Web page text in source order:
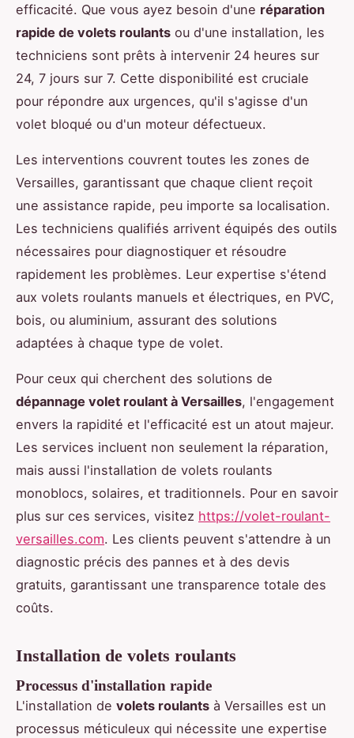
efficacité. Que vous ayez besoin d'une réparation
rapide de volets roulants ou d'une installation, les
techniciens sont prêts à intervenir 24 heures sur
24, 7 jours sur 7. Cette disponibilité est cruciale
pour répondre aux urgences, qu'il s'agisse d'un
volet bloqué ou d'un moteur défectueux.
Les interventions couvrent toutes les zones de
Versailles, garantissant que chaque client reçoit
une assistance rapide, peu importe sa localisation.
Les techniciens qualifiés arrivent équipés des outils
nécessaires pour diagnostiquer et résoudre
rapidement les problèmes. Leur expertise s'étend
aux volets roulants manuels et électriques, en PVC,
bois, ou aluminium, assurant des solutions
adaptées à chaque type de volet.
Pour ceux qui cherchent des solutions de
dépannage volet roulant à Versailles, l'engagement
envers la rapidité et l'efficacité est un atout majeur.
Les services incluent non seulement la réparation,
mais aussi l'installation de volets roulants
monoblocs, solaires, et traditionnels. Pour en savoir
plus sur ces services, visitez https://volet-roulant-
versailles.com. Les clients peuvent s'attendre à un
diagnostic précis des pannes et à des devis
gratuits, garantissant une transparence totale des
coûts.
Installation de volets roulants
Processus d'installation rapide
L'installation de volets roulants à Versailles est un
processus méticuleux qui nécessite une expertise